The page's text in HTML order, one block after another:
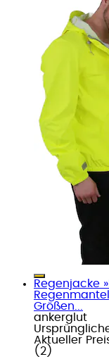
Regenjacke
Größen...
ankerglut
Aktueller
( 2 )